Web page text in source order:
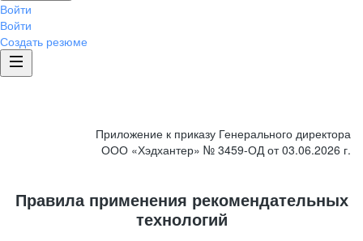
Войти
Войти
Создать резюме
Приложение к приказу Генерального директора
ООО «Хэдхантер» № 3459-ОД от 03.06.2026 г.
Правила применения рекомендательных
технологий